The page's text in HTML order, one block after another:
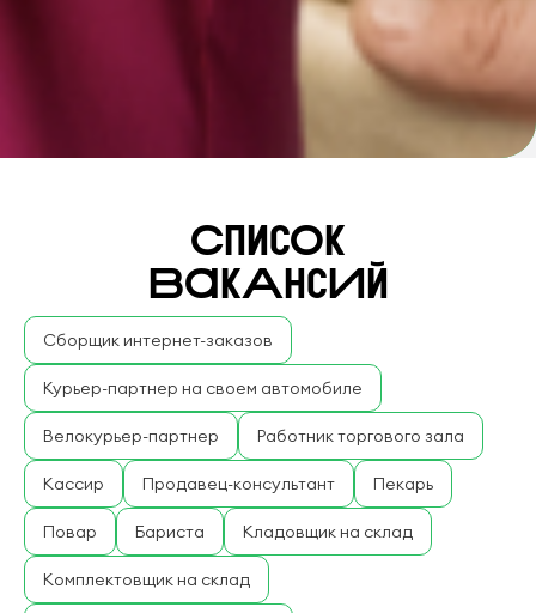
СписОк
ВакАнсИй
Сборщик интернет-заказов
Курьер-партнер на своем автомобиле
Велокурьер-партнер Работник торгового зала
Кассир Продавец-консультант Пекарь
Повар Бариста Кладовщик на склад
Комплектовщик на склад